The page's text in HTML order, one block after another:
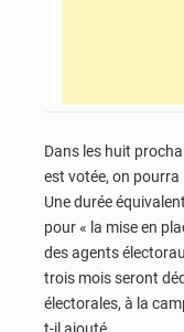
Dans les huit
est votée, on pourra
Une durée
pour « la mise en
des agents
trois mois seront
électorales, à la
t-il ajouté.